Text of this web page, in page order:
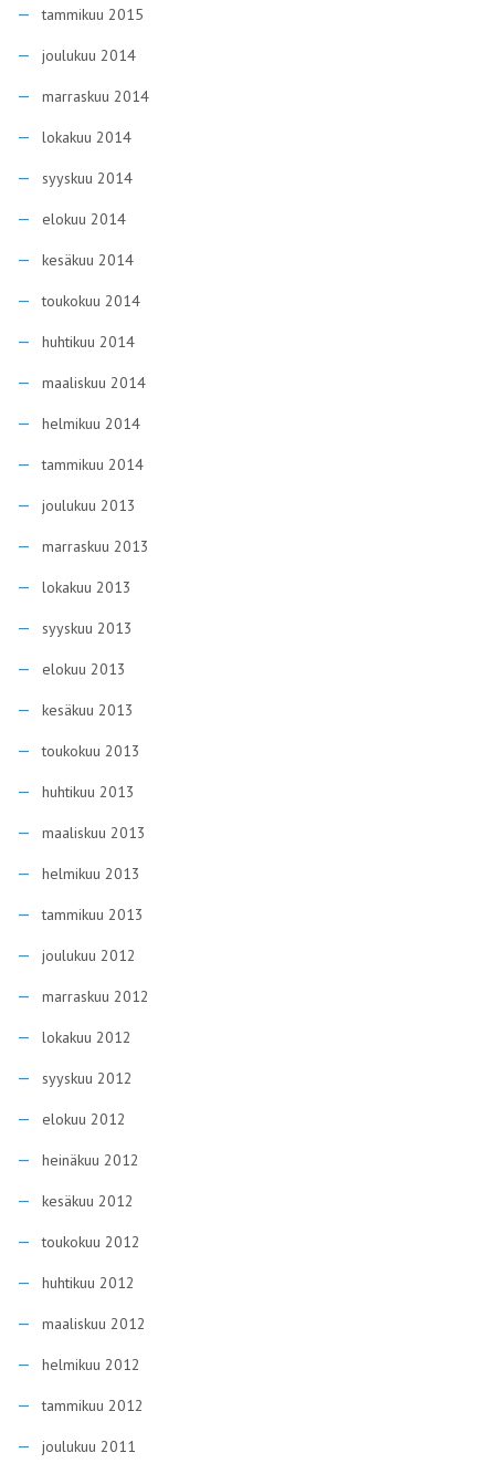
tammikuu 2015
joulukuu 2014
marraskuu 2014
lokakuu 2014
syyskuu 2014
elokuu 2014
kesäkuu 2014
toukokuu 2014
huhtikuu 2014
maaliskuu 2014
helmikuu 2014
tammikuu 2014
joulukuu 2013
marraskuu 2013
lokakuu 2013
syyskuu 2013
elokuu 2013
kesäkuu 2013
toukokuu 2013
huhtikuu 2013
maaliskuu 2013
helmikuu 2013
tammikuu 2013
joulukuu 2012
marraskuu 2012
lokakuu 2012
syyskuu 2012
elokuu 2012
heinäkuu 2012
kesäkuu 2012
toukokuu 2012
huhtikuu 2012
maaliskuu 2012
helmikuu 2012
tammikuu 2012
joulukuu 2011